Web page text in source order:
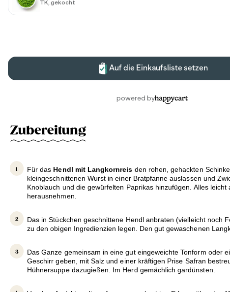
Zubereitung
Für das Hendl mit Langkornreis den rohen, gehackten
kleingeschnittenen Wurst in einer Bratpfanne auslassen und
Knoblauch und die gewürfelten Paprikas hinzufügen. Alles leicht
herausnehmen.
Das in Stückchen geschnittene Hendl anbraten (vielleicht noch
zu den obigen Ingredienzien legen. Den gut gewaschenen
Das Ganze gemeinsam in eine gut eingeweichte Tonform oder
Geschirr geben, mit Salz und einer kräftigen Prise Safran
Hühnersuppe dazugießen. Im Herd gemächlich gardünsten.